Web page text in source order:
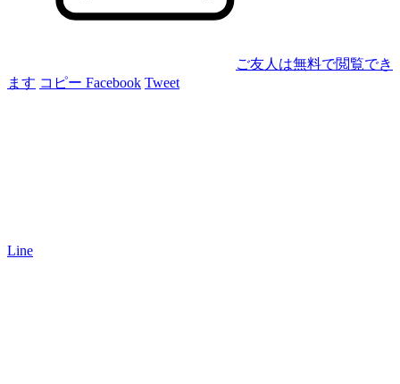
ご友人は無料で閲覧でき
ます コピー Facebook Tweet
Line